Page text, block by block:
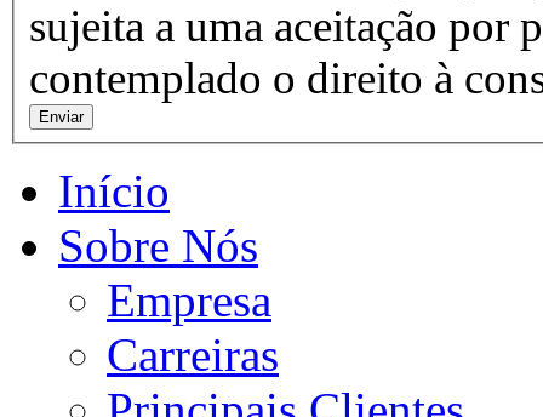
sujeita a uma aceitação por
contemplado o direito à
Início
Sobre Nós
Empresa
Carreiras